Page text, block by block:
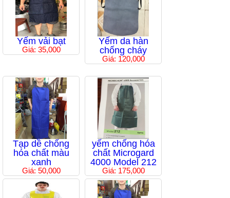
Yếm vải bạt
Giá: 35,000
Yếm da hàn
chống cháy
Giá: 120,000
Tạp dề chống
hóa chất màu
xanh
Giá: 50,000
yếm chống hóa
chất Microgard
4000 Model 212
Giá: 175,000